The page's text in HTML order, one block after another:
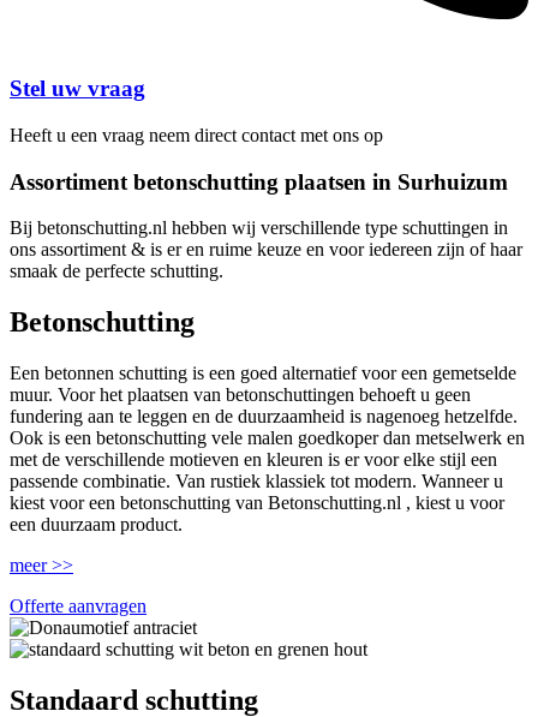
Stel uw vraag
Heeft u een vraag neem direct contact met ons op
Assortiment betonschutting plaatsen in Surhuizum
Bij betonschutting.nl hebben wij verschillende type schuttingen in
ons assortiment & is er en ruime keuze en voor iedereen zijn of haar
smaak de perfecte schutting.
Betonschutting
Een betonnen schutting is een goed alternatief voor een gemetselde
muur. Voor het plaatsen van betonschuttingen behoeft u geen
fundering aan te leggen en de duurzaamheid is nagenoeg hetzelfde.
Ook is een betonschutting vele malen goedkoper dan metselwerk en
met de verschillende motieven en kleuren is er voor elke stijl een
passende combinatie. Van rustiek klassiek tot modern. Wanneer u
kiest voor een betonschutting van Betonschutting.nl , kiest u voor
een duurzaam product.
meer >>
Offerte aanvragen
Standaard schutting